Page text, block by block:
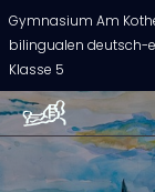
Gymnasium Am
bilingualen deutsch-
Klasse 5